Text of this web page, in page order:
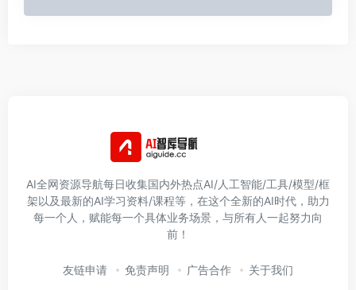
AI全网资源导航每日收集国内外热点AI/人工智能/工具/模型/框
架以及最新的AI学习资料/课程等，在这个全新的AI时代，助力
每一个人，赋能每一个具体业务场景，与所有人一起努力向
前！
友链申请 免责声明 广告合作 关于我们